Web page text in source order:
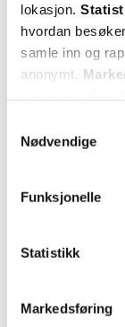
lokasjon.
hvordan
samle inn og
anonymt.
Nødvendige
Funksjonelle
Statistikk
Markedsføring
Få dine
Mer om